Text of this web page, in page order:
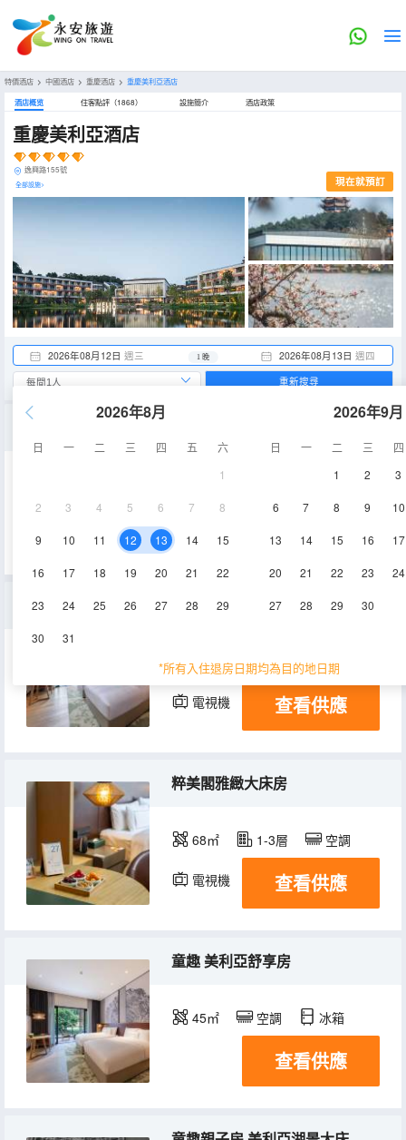
特價酒店 > 中國酒店 > 重慶酒店 > 重慶美利亞酒店
酒店概览 住客點評（1868） 設施簡介 酒店政策
重慶美利亞酒店
逸興路155號
全部設施> 現在就預訂
2026年08月12日 週三 2026年08月13日 週四
1 晚
2026年8月
日 一 二 三 四 五
六
1
2 3 4 5 6 7 8
9 10 11 12 13 14 15
16 17 18 19 20 21 22
23 24 25 26 27 28 29
30 31
2026年9月
日 一 二 三
四
1
2 3
6 7 8 9 10
13 14 15 16 17
20 21 22 23 24
27 28 29 30
*所有入住退房日期均為目的地日期
重新搜尋
空調
童趣 美利亞湖景雙床房
45㎡ 1-3層 空調
電視機 冰箱
查看供應
粹美閣雅緻大床房
68㎡ 1-3層 空調
電視機 冰箱
查看供應
童趣 美利亞舒享房
45㎡ 空調 冰箱
查看供應